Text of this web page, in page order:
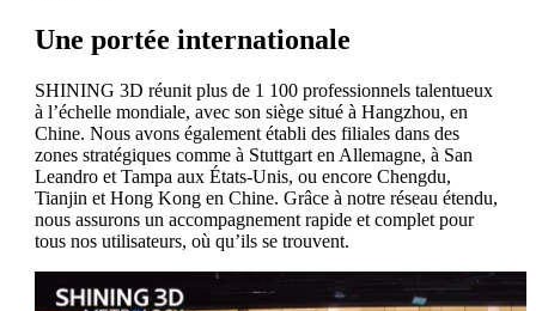
Une portée internationale
SHINING 3D réunit plus de 1 100 professionnels talentueux
à l’échelle mondiale, avec son siège situé à Hangzhou, en
Chine. Nous avons également établi des filiales dans des
zones stratégiques comme à Stuttgart en Allemagne, à San
Leandro et Tampa aux États-Unis, ou encore Chengdu,
Tianjin et Hong Kong en Chine. Grâce à notre réseau étendu,
nous assurons un accompagnement rapide et complet pour
tous nos utilisateurs, où qu’ils se trouvent.